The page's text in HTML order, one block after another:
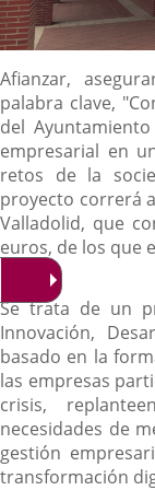
Descripción
Afianzar,
palabra clave,
del
empresarial en
retos de la
proyecto correrá
Valladolid, que
euros, de los que
Se trata de un
Innovación,
basado en la
las empresas
crisis,
necesidades de
gestión
transformación